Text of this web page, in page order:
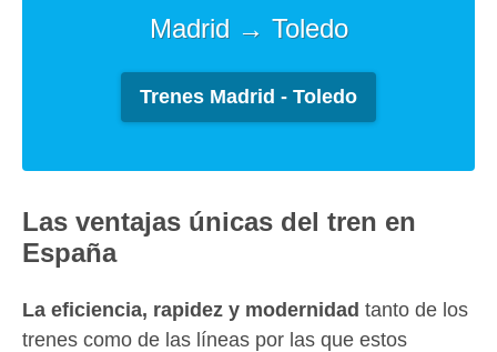
Madrid → Toledo
Trenes Madrid - Toledo
Las ventajas únicas del tren en
España
La eficiencia, rapidez y modernidad tanto de los
trenes como de las líneas por las que estos